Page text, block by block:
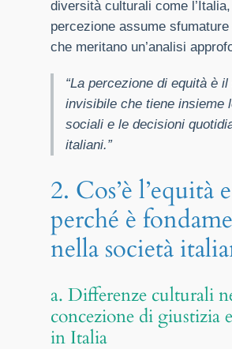
diversità culturali come
percezione assume
che meritano un’analisi
“La percezione di equità è
invisibile che tiene insieme
sociali e le decisioni
italiani.”
2. Cos’è l’equità e
perché è
nella società
a. Differenze culturali
concezione di giustizia
in Italia